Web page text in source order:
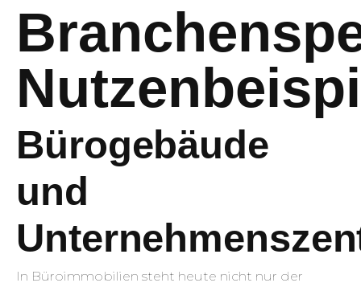
Bürogebäude
und
In Büroimmobilien steht heute nicht nur der